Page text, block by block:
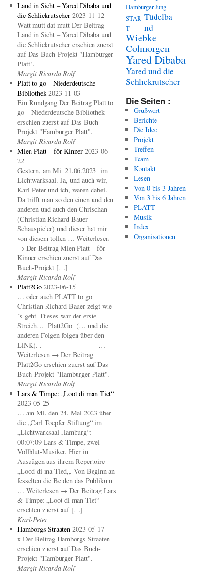
Land in Sicht – Yared Dibaba und
die Schlickrutscher 2023-11-12
Watt mutt dat mutt Der Beitrag
Land in Sicht – Yared Dibaba und
die Schlickrutscher erschien zuerst
auf Das Buch-Projekt "Hamburger
Platt".
Margit Ricarda Rolf
Platt to go – Niederdeutsche
Bibliothek 2023-11-03
Ein Rundgang Der Beitrag Platt to
go – Niederdeutsche Bibliothek
erschien zuerst auf Das Buch-
Projekt "Hamburger Platt".
Margit Ricarda Rolf
Mien Platt – för Kinner 2023-06-
22
Gestern, am Mi. 21.06.2023 im
Lichtwarksaal. Ja, und auch wir,
Karl-Peter und ich, waren dabei.
Da trifft man so den einen und den
anderen und auch den Chrischan
(Christian Richard Bauer –
Schauspieler) und dieser hat mir
von diesem tollen … Weiterlesen
→ Der Beitrag Mien Platt – för
Kinner erschien zuerst auf Das
Buch-Projekt […]
Margit Ricarda Rolf
Platt2Go 2023-06-15
… oder auch PLATT to go:
Christian Richard Bauer zeigt wie
´s geht. Dieses war der erste
Streich… Platt2Go (… und die
anderen Folgen folgen über den
LiNK). . …
Weiterlesen → Der Beitrag
Platt2Go erschien zuerst auf Das
Buch-Projekt "Hamburger Platt".
Margit Ricarda Rolf
Lars & Timpe: „Loot di man Tiet“
2023-05-25
… am Mi. den 24. Mai 2023 über
die „Carl Toepfer Stiftung“ im
„Lichtwarksaal Hamburg“:
00:07:09 Lars & Timpe, zwei
Vollblut-Musiker. Hier in
Auszügen aus ihrem Repertoire
„Lood di ma Tied„. Von Beginn an
fesselten die Beiden das Publikum
… Weiterlesen → Der Beitrag Lars
& Timpe: „Loot di man Tiet“
erschien zuerst auf […]
Karl-Peter
Hamborgs Straaten 2023-05-17
x Der Beitrag Hamborgs Straaten
erschien zuerst auf Das Buch-
Projekt "Hamburger Platt".
Margit Ricarda Rolf
Hamburger Jung
STAR
T
Tüdelba
nd
Wiebke
Colmorgen
Yared Dibaba
Yared und die
Schlickrutscher
Die Seiten :
Grußwort
Berichte
Die Idee
Projekt
Treffen
Team
Kontakt
Lesen
Von 0 bis 3 Jahren
Von 3 bis 6 Jahren
PLATT
Musik
Index
Organisationen